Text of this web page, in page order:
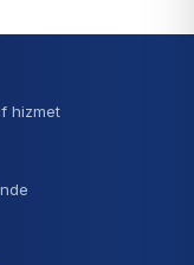
hizmet